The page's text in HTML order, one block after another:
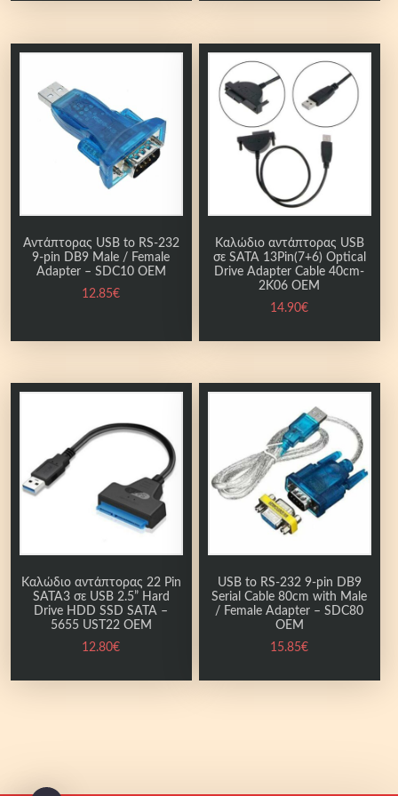
Αντάπτορας USB to RS-232
9-pin DB9 Male / Female
Adapter – SDC10 OEM
12.85€
Καλώδιο αντάπτορας USB
σε SATA 13Pin(7+6) Optical
Drive Adapter Cable 40cm-
2K06 OEM
14.90€
Καλώδιο αντάπτορας 22 Pin
SATA3 σε USB 2.5” Hard
Drive HDD SSD SATA –
5655 UST22 OEM
12.80€
USB to RS-232 9-pin DB9
Serial Cable 80cm with Male
/ Female Adapter – SDC80
OEM
15.85€